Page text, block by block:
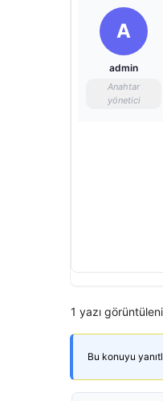
A
admin
Anahtar
yönetici
1 yazı
Bu konuyu